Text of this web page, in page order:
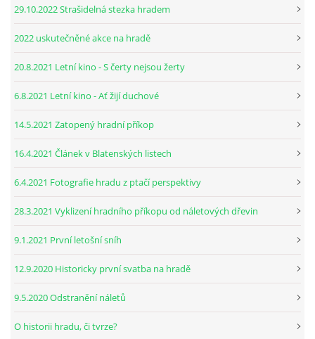
29.10.2022 Strašidelná stezka hradem
2022 uskutečněné akce na hradě
20.8.2021 Letní kino - S čerty nejsou žerty
6.8.2021 Letní kino - Ať žijí duchové
14.5.2021 Zatopený hradní příkop
16.4.2021 Článek v Blatenských listech
6.4.2021 Fotografie hradu z ptačí perspektivy
28.3.2021 Vyklizení hradního příkopu od náletových dřevin
9.1.2021 První letošní sníh
12.9.2020 Historicky první svatba na hradě
9.5.2020 Odstranění náletů
O historii hradu, či tvrze?